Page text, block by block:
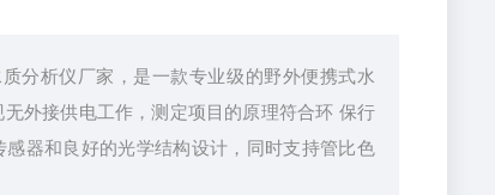
分析仪厂家，是⼀款专业级的野外便携式⽔
外接供电⼯作，测定项⽬的原理符合环 保⾏
器和良好的光学结构设计，同时⽀持管⽐⾊